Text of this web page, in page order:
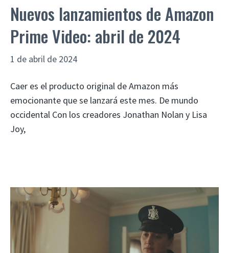
Nuevos lanzamientos de Amazon
Prime Video: abril de 2024
1 de abril de 2024
Caer es el producto original de Amazon más
emocionante que se lanzará este mes. De mundo
occidental Con los creadores Jonathan Nolan y Lisa
Joy,